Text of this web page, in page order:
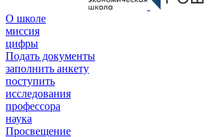
О школе
миссия
цифры
Подать документы
заполнить анкету
поступить
исследования
профессора
наука
Просвещение